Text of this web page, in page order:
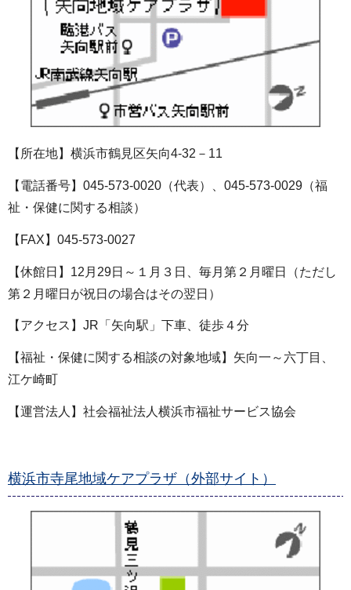
【所在地】横浜市鶴見区矢向4-32－11
【電話番号】045-573-0020（代表）、045-573-0029（福
祉・保健に関する相談）
【FAX】045-573-0027
【休館日】12月29日～１月３日、毎月第２月曜日（ただし
第２月曜日が祝日の場合はその翌日）
【アクセス】JR「矢向駅」下車、徒歩４分
【福祉・保健に関する相談の対象地域】矢向一～六丁目、
江ケ崎町
【運営法人】社会福祉法人横浜市福祉サービス協会
横浜市寺尾地域ケアプラザ（外部サイト）